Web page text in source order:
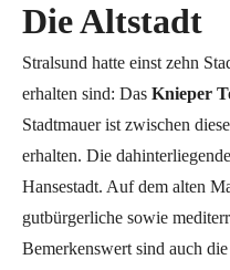
Die Altstadt
Stralsund hatte einst zehn
erhalten sind: Das Knieper
Stadtmauer ist zwischen
erhalten. Die
Hansestadt. Auf dem alten
gutbürgerliche sowie
Bemerkenswert sind auch